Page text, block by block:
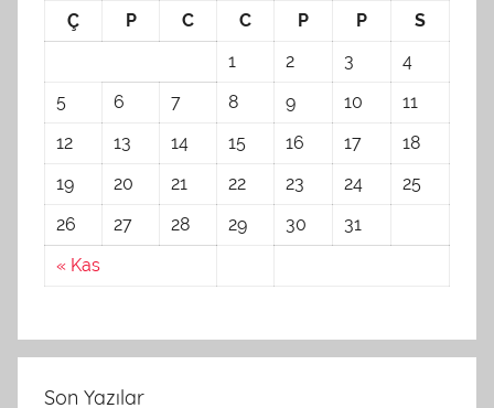
Ç
P C C P P S
« Kas
1 2 3
4
5
6 7 8 9 10
11
12
13 14 15 16 17
18
19
20 21 22 23 24
25
26
27 28 29 30 31
Son Yazılar